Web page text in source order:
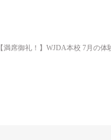
【満席御礼！】WJDA本校 7月の体